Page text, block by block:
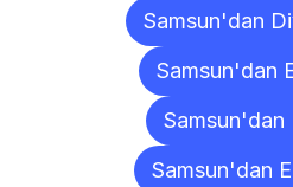
Samsun'dan
Samsun'dan
Samsun'dan
Samsun'dan